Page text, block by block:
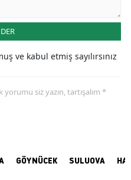
ve kabul etmiş sayılırsınız
siz yazın, tartışalım *
GÖYNÜCEK SULUOVA